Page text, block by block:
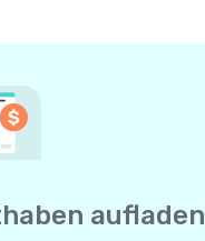
aufladen